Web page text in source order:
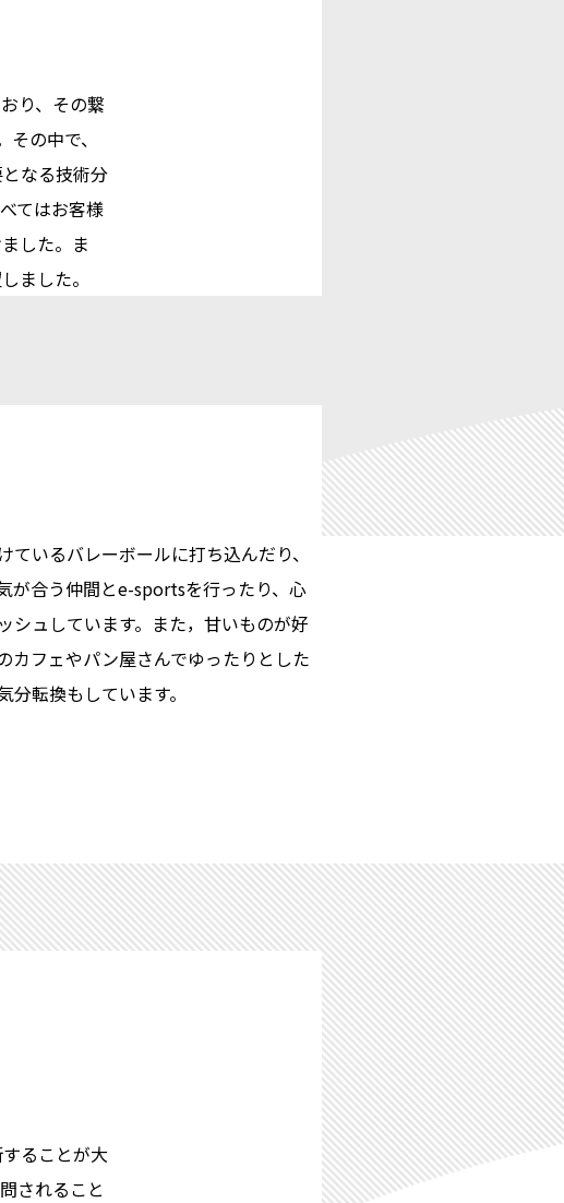
り、その繋
の中で、
なる技術分
てはお客様
した。ま
ました。
ているバレーボールに打ち込んだり、
が合う仲間とe-sportsを行ったり、心
シュしています。また，甘いものが好
カフェやパン屋さんでゆったりとした
分転換もしています。
ることが大
されること